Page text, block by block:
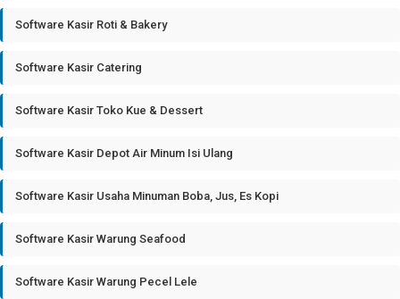
Software Kasir Roti & Bakery
Software Kasir Catering
Software Kasir Toko Kue & Dessert
Software Kasir Depot Air Minum Isi Ulang
Software Kasir Usaha Minuman Boba, Jus, Es Kopi
Software Kasir Warung Seafood
Software Kasir Warung Pecel Lele